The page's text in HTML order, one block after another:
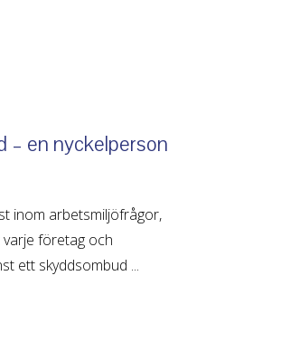
– en nyckelperson
inom arbetsmiljöfrågor,
företag och
ett skyddsombud ...